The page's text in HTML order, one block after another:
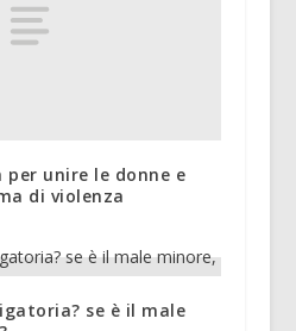
per unire le donne e
di violenza
se è il male